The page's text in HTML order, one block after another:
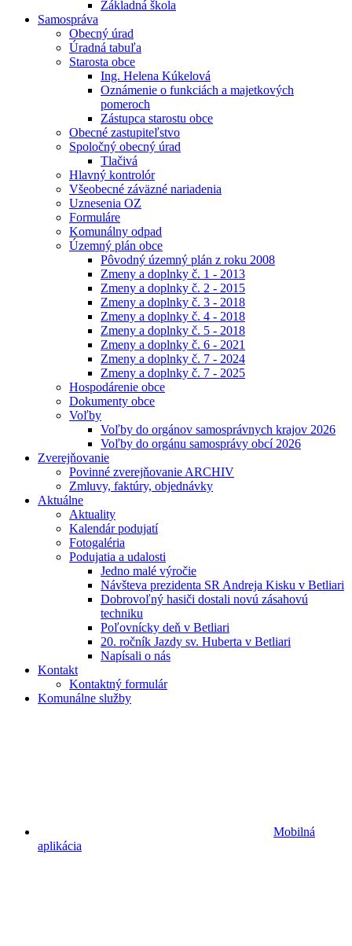
Základná škola
Samospráva
Obecný úrad
Úradná tabuľa
Starosta obce
Ing. Helena Kúkelová
Oznámenie o funkciách a majetkových
pomeroch
Zástupca starostu obce
Obecné zastupiteľstvo
Spoločný obecný úrad
Tlačivá
Hlavný kontrolór
Všeobecné záväzné nariadenia
Uznesenia OZ
Formuláre
Komunálny odpad
Územný plán obce
Pôvodný územný plán z roku 2008
Zmeny a doplnky č. 1 - 2013
Zmeny a doplnky č. 2 - 2015
Zmeny a doplnky č. 3 - 2018
Zmeny a doplnky č. 4 - 2018
Zmeny a doplnky č. 5 - 2018
Zmeny a doplnky č. 6 - 2021
Zmeny a doplnky č. 7 - 2024
Zmeny a doplnky č. 7 - 2025
Hospodárenie obce
Dokumenty obce
Voľby
Voľby do orgánov samosprávnych krajov 2026
Voľby do orgánu samosprávy obcí 2026
Zverejňovanie
Povinné zverejňovanie ARCHIV
Zmluvy, faktúry, objednávky
Aktuálne
Aktuality
Kalendár podujatí
Fotogaléria
Podujatia a udalosti
Jedno malé výročie
Návšteva prezidenta SR Andreja Kisku v Betliari
Dobrovoľný hasiči dostali novú zásahovú
techniku
Poľovnícky deň v Betliari
20. ročník Jazdy sv. Huberta v Betliari
Napísali o nás
Kontakt
Kontaktný formulár
Komunálne služby
Mobilná
aplikácia